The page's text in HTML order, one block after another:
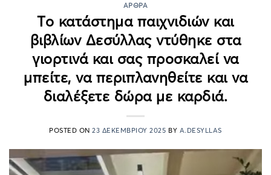
ΆΡΘΡΑ
Το κατάστημα παιχνιδιών και
βιβλίων Δεσύλλας ντύθηκε στα
γιορτινά και σας προσκαλεί να
μπείτε, να περιπλανηθείτε και να
διαλέξετε δώρα με καρδιά.
POSTED ON23 ΔΕΚΕΜΒΡΊΟΥ 2025 BY A.DESYLLAS